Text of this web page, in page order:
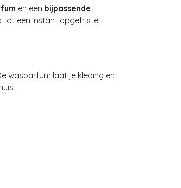
en een bijpassende
tot een instant opgefriste
wasparfum laat je kleding en